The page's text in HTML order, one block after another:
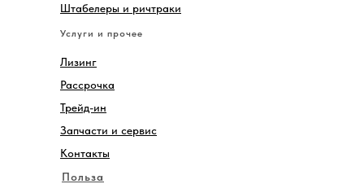
Услуги и прочее
Польза
Штабелеры и ричтраки
Лизинг
Рассрочка
Трейд-ин
Запчасти и сервис
Контакты